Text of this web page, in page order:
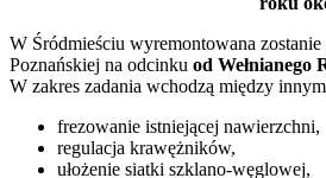
W Śródmieściu wyremontowana
Poznańskiej na odcinku od Wełnianego
W zakres zadania wchodzą między
frezowanie istniejącej nawierzchni,
regulacja krawężników,
ułożenie siatki szklano-węglowej,